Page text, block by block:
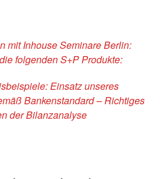
mit Inhouse Seminare Berlin:
folgenden S+P Produkte:
Einsatz unseres
Bankenstandard – Richtiges
der Bilanzanalyse